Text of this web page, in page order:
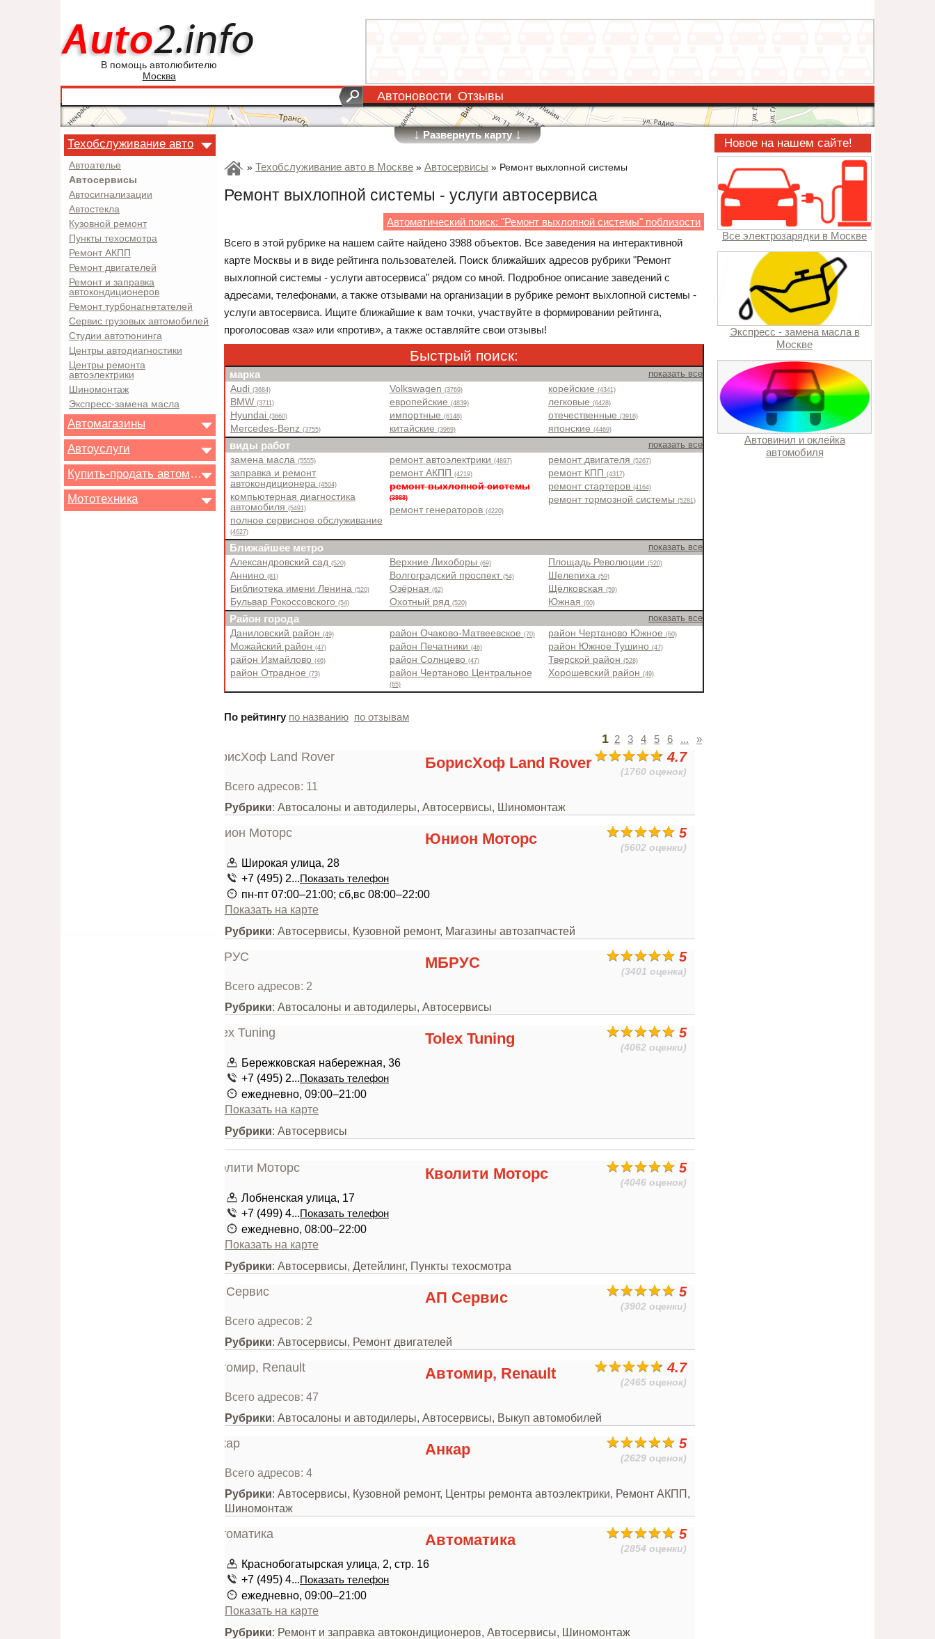
В помощь автолюбителю
Москва
Автоновости Отзывы
↓Развернуть карту↓
Техобслуживание авто
Автоателье
Автосервисы
Автосигнализации
Автостекла
Кузовной ремонт
Пункты техосмотра
Ремонт АКПП
Ремонт двигателей
Ремонт и заправка
автокондиционеров
Ремонт турбонагнетателей
Сервис грузовых автомобилей
Студии автотюнинга
Центры автодиагностики
Центры ремонта
автоэлектрики
Шиномонтаж
Экспресс-замена масла
Автомагазины
Автоуслуги
Купить-продать автомобиль
Мототехника
» Техобслуживание авто в Москве » Автосервисы » Ремонт выхлопной системы
Ремонт выхлопной системы - услуги автосервиса
Автоматический поиск: "Ремонт выхлопной системы" поблизости
Всего в этой рубрике на нашем сайте найдено 3988 объектов. Все заведения на интерактивной
карте Москвы и в виде рейтинга пользователей. Поиск ближайших адресов рубрики "Ремонт
выхлопной системы - услуги автосервиса" рядом со мной. Подробное описание заведений с
адресами, телефонами, а также отзывами на организации в рубрике ремонт выхлопной системы -
услуги автосервиса. Ищите ближайшие к вам точки, участвуйте в формировании рейтинга,
проголосовав «за» или «против», а также оставляйте свои отзывы!
Быстрый поиск:
марка показать все
Audi (3684)
BMW (3711)
Hyundai (3660)
Mercedes-Benz (3755)
Volkswagen (3769)
европейские (4839)
импортные (6148)
китайские (3969)
корейские(4341)
легковые(6428)
отечественные(3918)
японские(4469)
виды работ показать все
замена масла (5555)
заправка и ремонт
автокондиционера (4504)
компьютерная диагностика
автомобиля (5491)
полное сервисное обслуживание
(4627)
ремонт автоэлектрики (4897)
ремонт АКПП (4219)
ремонт выхлопной системы
(3988)
ремонт генераторов (4220)
ремонт двигателя(5267)
ремонт КПП(4317)
ремонт стартеров(4164)
ремонт тормозной системы(5281)
Ближайшее метро показать все
Александровский сад (520)
Аннино (81)
Библиотека имени Ленина (520)
Бульвар Рокоссовского (54)
Верхние Лихоборы (69)
Волгоградский проспект (54)
Озёрная (62)
Охотный ряд (520)
Площадь Революции(520)
Шелепиха(59)
Щёлковская(59)
Южная(60)
Район города показать все
Даниловский район (49)
Можайский район (47)
район Измайлово (46)
район Отрадное (73)
район Очаково-Матвеевское (70)
район Печатники (46)
район Солнцево (47)
район Чертаново Центральное
(65)
район Чертаново Южное(60)
район Южное Тушино(47)
Тверской район(528)
Хорошевский район(49)
По рейтингу по названию по отзывам
1 2 3 4 5 6 ... »
4.7
(1760 оценок)
БорисХоф Land Rover
Всего адресов: 11
Рубрики: Автосалоны и автодилеры, Автосервисы, Шиномонтаж
5
(5602 оценки)
Юнион Моторс
Широкая улица, 28
+7 (495) 2...Показать телефон
пн-пт 07:00–21:00; сб,вс 08:00–22:00
Показать на карте
Рубрики: Автосервисы, Кузовной ремонт, Магазины автозапчастей
5
(3401 оценка)
МБРУС
Всего адресов: 2
Рубрики: Автосалоны и автодилеры, Автосервисы
5
(4062 оценки)
Tolex Tuning
Бережковская набережная, 36
+7 (495) 2...Показать телефон
ежедневно, 09:00–21:00
Показать на карте
Рубрики: Автосервисы
5
(4046 оценок)
Кволити Моторс
Лобненская улица, 17
+7 (499) 4...Показать телефон
ежедневно, 08:00–22:00
Показать на карте
Рубрики: Автосервисы, Детейлинг, Пункты техосмотра
5
(3902 оценки)
АП Сервис
Всего адресов: 2
Рубрики: Автосервисы, Ремонт двигателей
4.7
(2465 оценок)
Автомир, Renault
Всего адресов: 47
Рубрики: Автосалоны и автодилеры, Автосервисы, Выкуп автомобилей
5
(2629 оценок)
Анкар
Всего адресов: 4
Рубрики: Автосервисы, Кузовной ремонт, Центры ремонта автоэлектрики, Ремонт АКПП,
Шиномонтаж
5
(2854 оценки)
Автоматика
Краснобогатырская улица, 2, стр. 16
+7 (495) 4...Показать телефон
ежедневно, 09:00–21:00
Показать на карте
Рубрики: Ремонт и заправка автокондиционеров, Автосервисы, Шиномонтаж
Новое на нашем сайте!
Все электрозарядки в Москве
Экспресс - замена масла в
Москве
Автовинил и оклейка
автомобиля